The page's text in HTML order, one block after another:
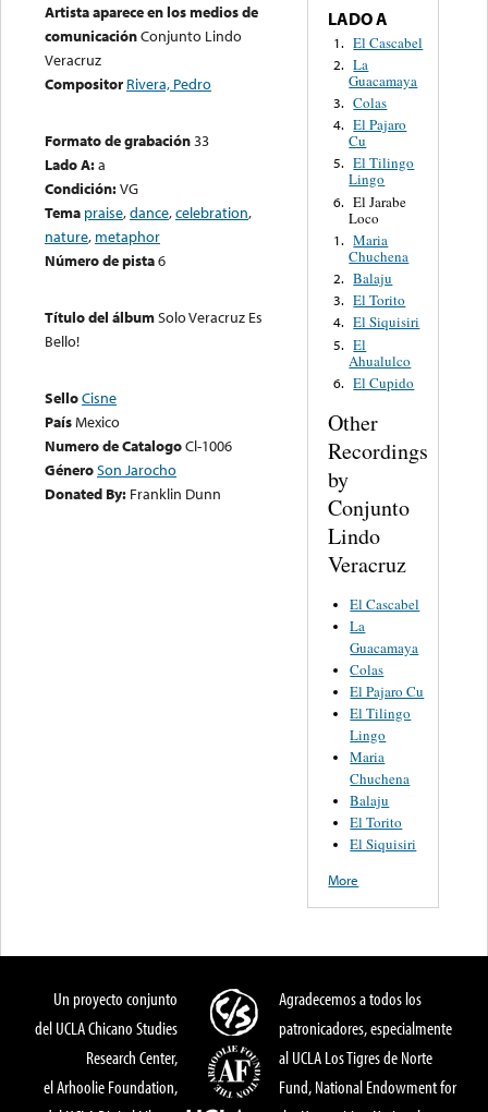
Artista aparece en los medios de
comunicaciónConjunto Lindo
Veracruz
Compositor Rivera, Pedro
Formato de grabación33
Lado A:a
Condición:VG
Tema praise,dance,celebration,
nature, metaphor
Número de pista6
Título del álbumSolo Veracruz Es
Bello!
SelloCisne
PaísMexico
Numero de CatalogoCl-1006
GéneroSon Jarocho
Donated By: Franklin Dunn
LADO A
1. El Cascabel
2. La
Guacamaya
3. Colas
4. El Pajaro
Cu
5. El Tilingo
Lingo
6. El Jarabe
Loco
1. Maria
Chuchena
2. Balaju
3. El Torito
4. El Siquisiri
5. El
Ahualulco
6. El Cupido
Other
Recordings
by
Conjunto
Lindo
Veracruz
El Cascabel
La
Guacamaya
Colas
El Pajaro Cu
El Tilingo
Lingo
Maria
Chuchena
Balaju
El Torito
El Siquisiri
More
Un proyecto conjunto
del UCLA Chicano Studies
Research Center,
el Arhoolie Foundation,
Agradecemos a todos los
patronicadores, especialmente
al UCLA Los Tigres de Norte
Fund, National Endowment for